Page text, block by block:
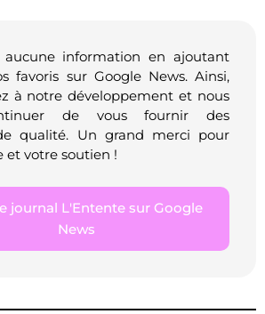
information en ajoutant
favoris sur Google News. Ainsi,
à notre développement et nous
de vous fournir des
qualité. Un grand merci pour
et votre soutien !
journal L'Entente sur Google
News